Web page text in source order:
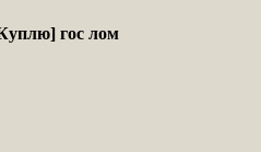
гос лом